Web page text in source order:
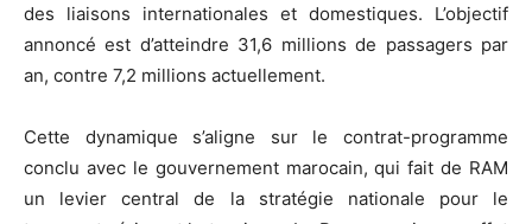
des liaisons internationales et domestiques. L’objectif
annoncé est d’atteindre 31,6 millions de passagers par
an, contre 7,2 millions actuellement.
Cette dynamique s’aligne sur le contrat-programme
conclu avec le gouvernement marocain, qui fait de RAM
un levier central de la stratégie nationale pour le